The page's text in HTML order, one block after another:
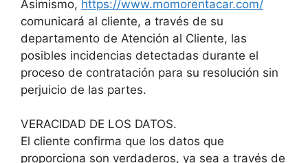
Asimismo, https://www.momorentacar.com/
comunicará al cliente, a través de su
departamento de Atención al Cliente, las
posibles incidencias detectadas durante el
proceso de contratación para su resolución sin
perjuicio de las partes.
VERACIDAD DE LOS DATOS.
El cliente confirma que los datos que
proporciona son verdaderos, ya sea a través de